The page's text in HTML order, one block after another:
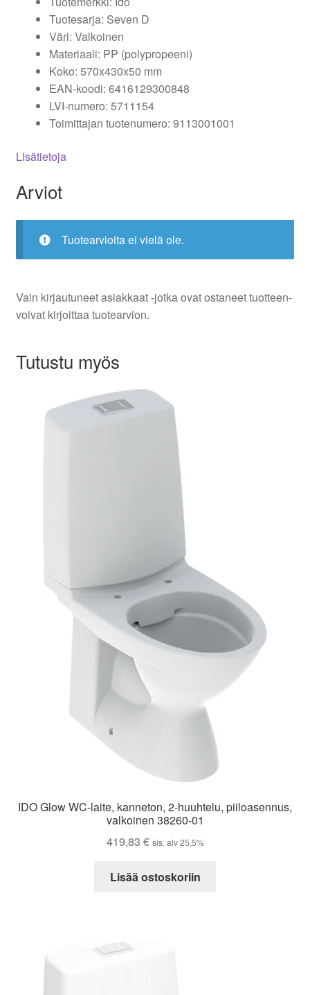
Tuotesarja: Seven D
Väri: Valkoinen
Materiaali: PP (polypropeeni)
Koko: 570x430x50 mm
EAN-koodi: 6416129300848
LVI-numero: 5711154
Toimittajan tuotenumero: 9113001001
Lisätietoja
Arviot
Tuotearvioita ei vielä ole.
Vain kirjautuneet asiakkaat -jotka ovat ostaneet tuotteen-
voivat kirjoittaa tuotearvion.
Tutustu myös
IDO Glow WC-laite, kanneton, 2-huuhtelu, piiloasennus,
valkoinen 38260-01
419,83 € sis. alv 25,5%
Lisää ostoskoriin